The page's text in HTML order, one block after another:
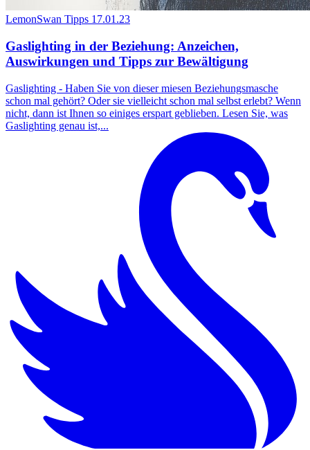
LemonSwan Tipps 17.01.23
Gaslighting in der Beziehung: Anzeichen,
Auswirkungen und Tipps zur Bewältigung
Gaslighting - Haben Sie von dieser miesen Beziehungsmasche
schon mal gehört? Oder sie vielleicht schon mal selbst erlebt? Wenn
nicht, dann ist Ihnen so einiges erspart geblieben. Lesen Sie, was
Gaslighting genau ist,...